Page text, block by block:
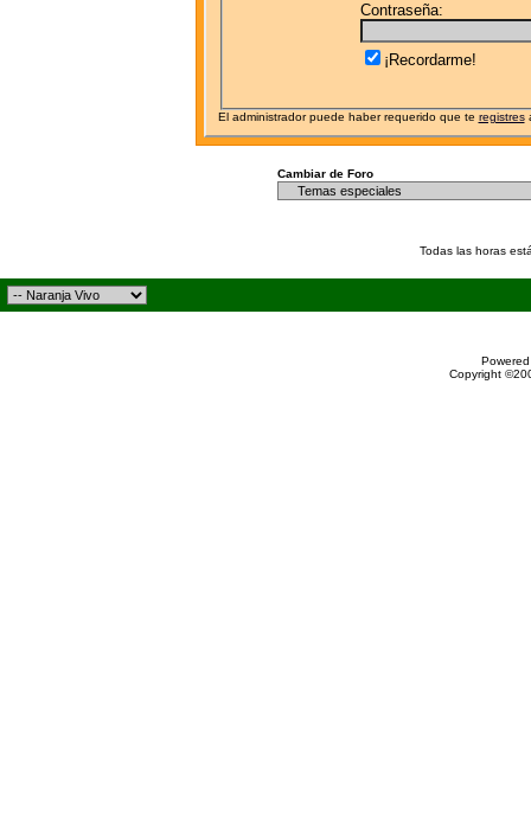
Contraseña:
¡Recordarme!
El administrador puede haber requerido que te registres
Cambiar de Foro
Todas las horas
Copyright